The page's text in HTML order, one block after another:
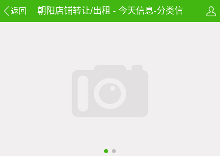
返回 朝阳店铺转让/出租 - 今天信息-分类信